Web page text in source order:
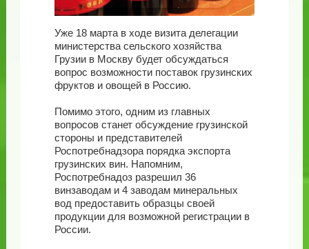
Уже 18 марта в ходе визита делегации
министерства сельского хозяйства
Грузии в Москву будет обсуждаться
вопрос возможности поставок грузинских
фруктов и овощей в Россию.
Помимо этого, одним из главных
вопросов станет обсуждение грузинской
стороны и представителей
Роспотребнадзора порядка экспорта
грузинских вин. Напомним,
Роспотребнадоз разрешил 36
винзаводам и 4 заводам минеральных
вод предоставить образцы своей
продукции для возможной регистрации в
России.